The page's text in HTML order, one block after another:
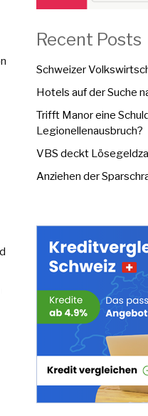
Recent Posts
Schweizer
Hotels auf der Suche
Trifft Manor eine
Legionellenausbruch?
VBS deckt
Anziehen der